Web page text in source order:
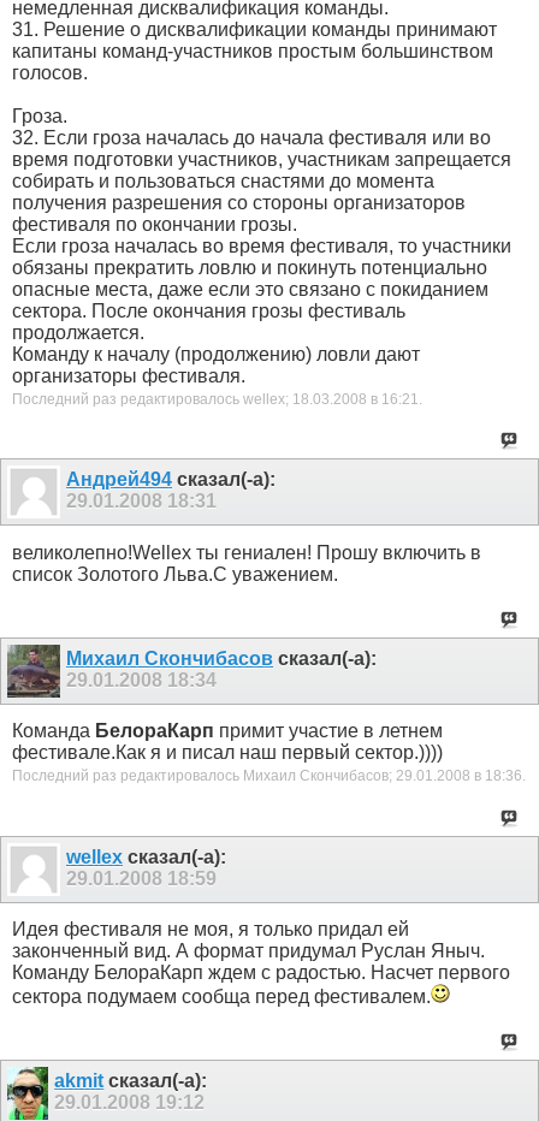
немедленная дисквалификация команды.
31. Решение о дисквалификации команды принимают
капитаны команд-участников простым большинством
голосов.
Гроза.
32. Если гроза началась до начала фестиваля или во
время подготовки участников, участникам запрещается
собирать и пользоваться снастями до момента
получения разрешения со стороны организаторов
фестиваля по окончании грозы.
Если гроза началась во время фестиваля, то участники
обязаны прекратить ловлю и покинуть потенциально
опасные места, даже если это связано с покиданием
сектора. После окончания грозы фестиваль
продолжается.
Команду к началу (продолжению) ловли дают
организаторы фестиваля.
Последний раз редактировалось wellex; 18.03.2008 в 16:21.
Андрей494 сказал(-а):
29.01.2008 18:31
великолепно!Wellex ты гениален! Прошу включить в
список Золотого Льва.С уважением.
Михаил Скончибасов сказал(-а):
29.01.2008 18:34
Команда БелораКарп примит участие в летнем
фестивале.Как я и писал наш первый сектор.))))
Последний раз редактировалось Михаил Скончибасов; 29.01.2008 в 18:36.
wellex сказал(-а):
29.01.2008 18:59
Идея фестиваля не моя, я только придал ей
законченный вид. А формат придумал Руслан Яныч.
Команду БелораКарп ждем с радостью. Насчет первого
сектора подумаем сообща перед фестивалем.
akmit сказал(-а):
29.01.2008 19:12